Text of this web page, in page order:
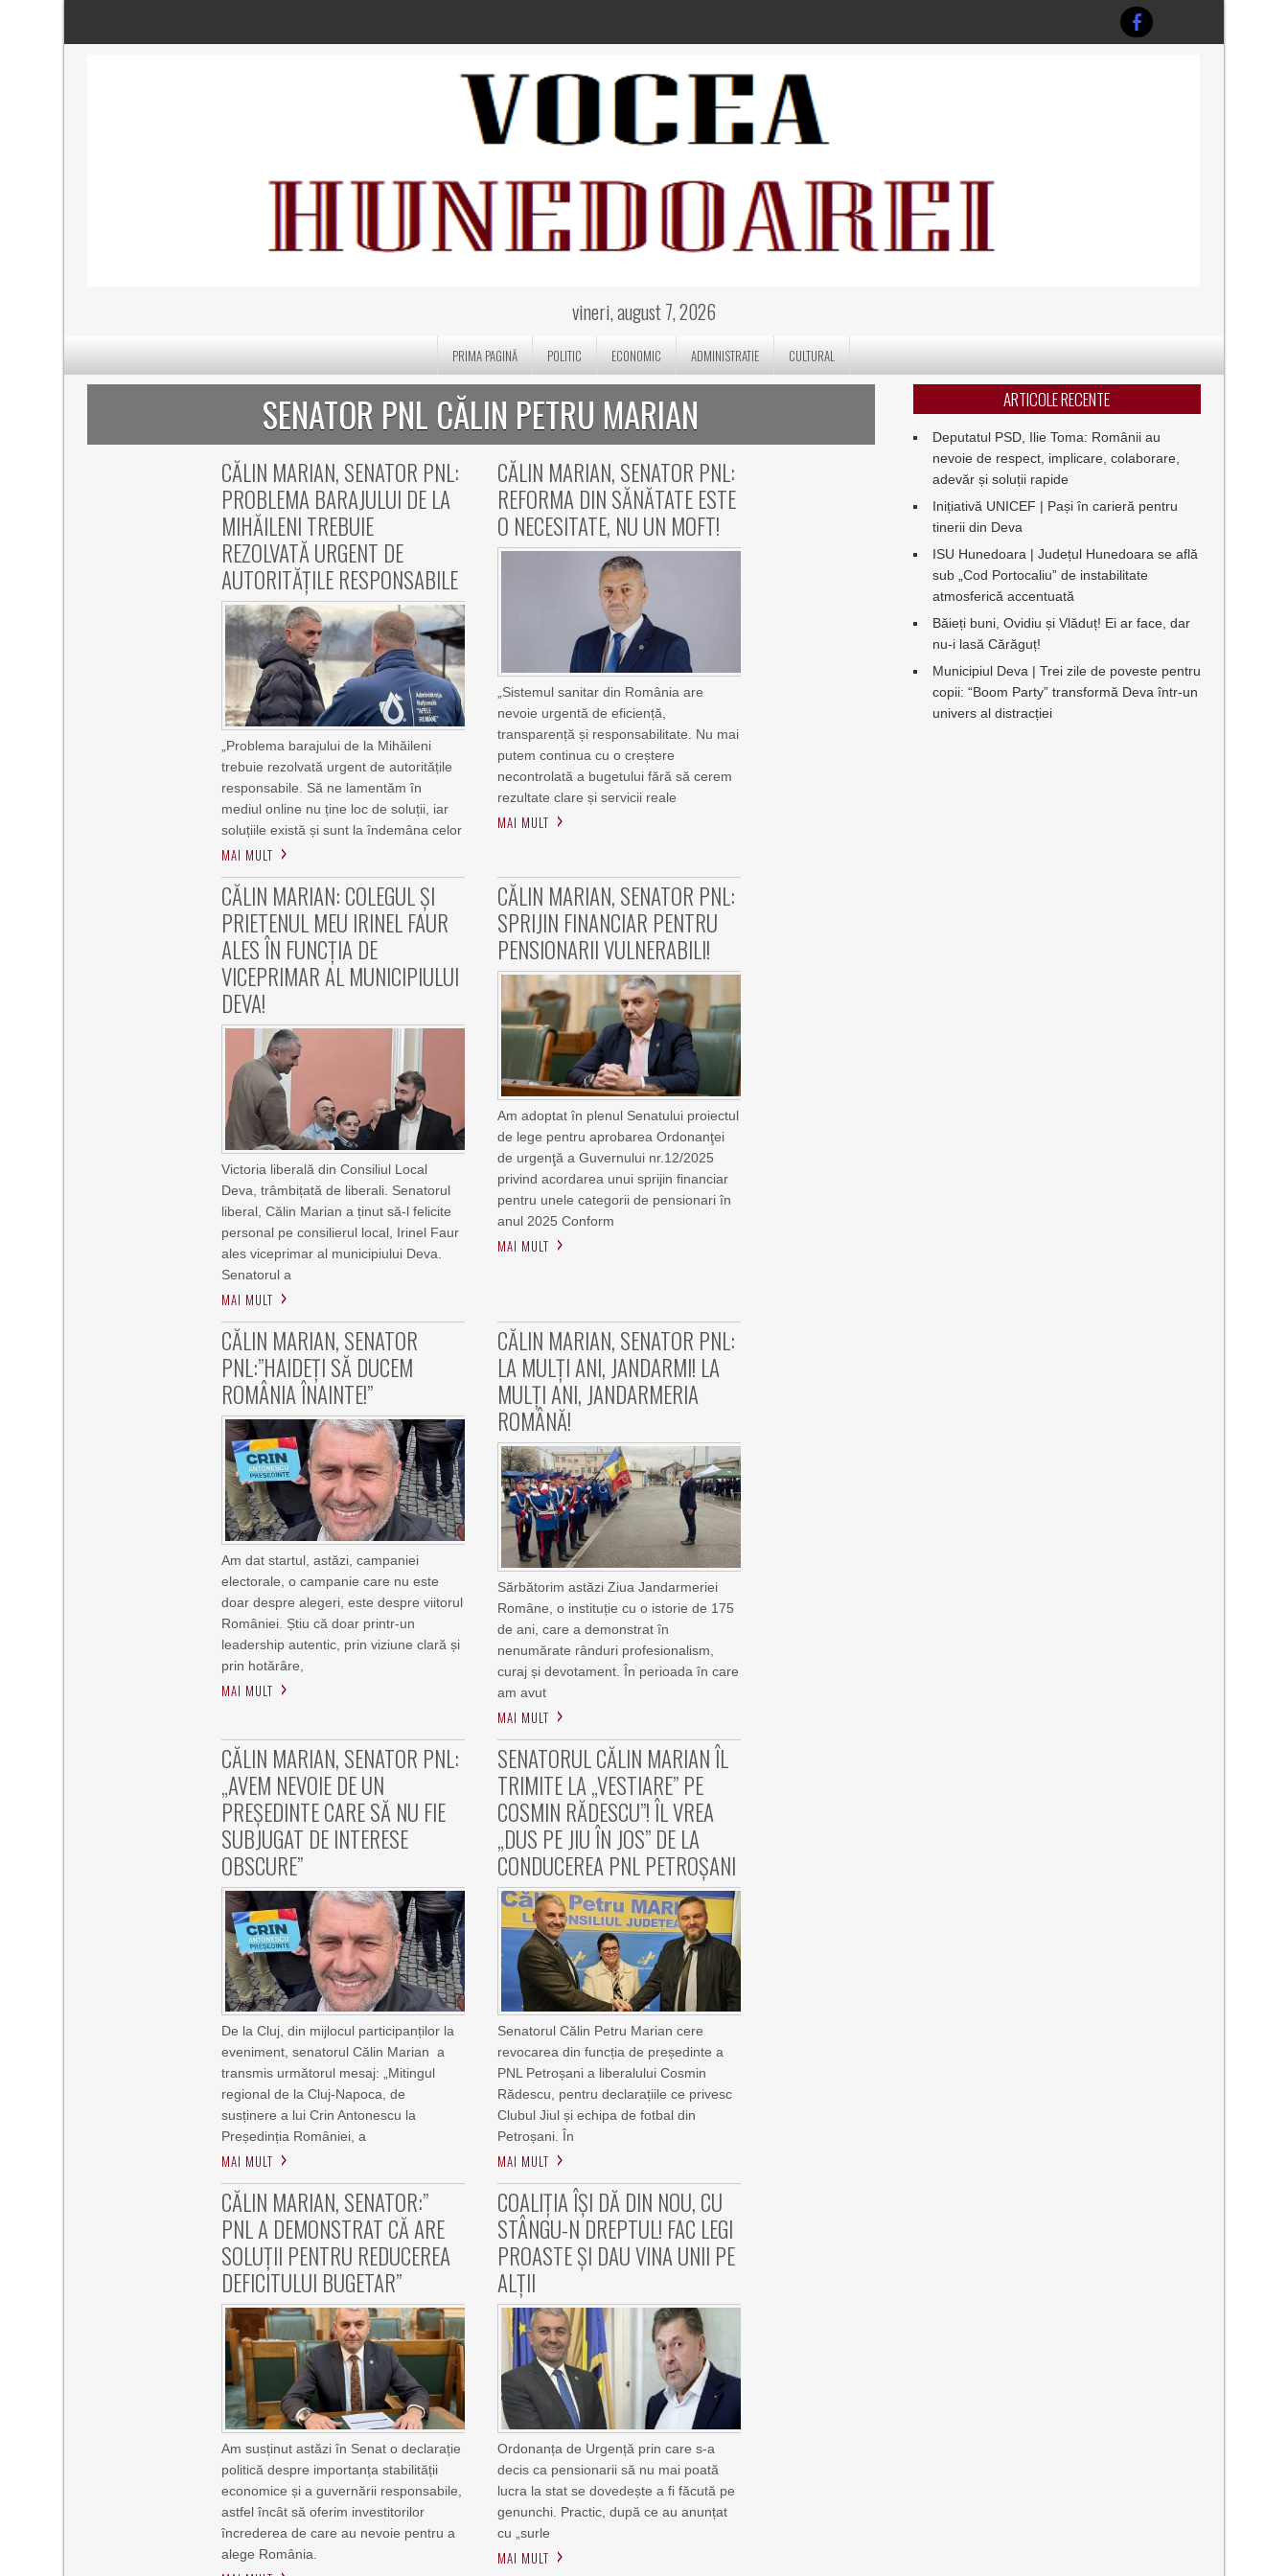
vineri, august 7, 2026
PRIMA PAGINĂ POLITIC ECONOMIC ADMINISTRATIE CULTURAL
SENATOR PNL CĂLIN PETRU MARIAN
CĂLIN MARIAN, SENATOR PNL:
PROBLEMA BARAJULUI DE LA
MIHĂILENI TREBUIE
REZOLVATĂ URGENT DE
AUTORITĂȚILE RESPONSABILE
„Problema barajului de la Mihăileni
trebuie rezolvată urgent de autoritățile
responsabile. Să ne lamentăm în
mediul online nu ține loc de soluții, iar
soluțiile există și sunt la îndemâna celor
MAI MULT
CĂLIN MARIAN, SENATOR PNL:
REFORMA DIN SĂNĂTATE ESTE
O NECESITATE, NU UN MOFT!
„Sistemul sanitar din România are
nevoie urgentă de eficiență,
transparență și responsabilitate. Nu mai
putem continua cu o creștere
necontrolată a bugetului fără să cerem
rezultate clare și servicii reale
MAI MULT
CĂLIN MARIAN: COLEGUL ȘI
PRIETENUL MEU IRINEL FAUR
ALES ÎN FUNCȚIA DE
VICEPRIMAR AL MUNICIPIULUI
DEVA!
Victoria liberală din Consiliul Local
Deva, trâmbițată de liberali. Senatorul
liberal, Călin Marian a ținut să-l felicite
personal pe consilierul local, Irinel Faur
ales viceprimar al municipiului Deva.
Senatorul a
MAI MULT
CĂLIN MARIAN, SENATOR PNL:
SPRIJIN FINANCIAR PENTRU
PENSIONARII VULNERABILI!
Am adoptat în plenul Senatului proiectul
de lege pentru aprobarea Ordonanţei
de urgenţă a Guvernului nr.12/2025
privind acordarea unui sprijin financiar
pentru unele categorii de pensionari în
anul 2025 Conform
MAI MULT
CĂLIN MARIAN, SENATOR
PNL:”HAIDEȚI SĂ DUCEM
ROMÂNIA ÎNAINTE!”
Am dat startul, astăzi, campaniei
electorale, o campanie care nu este
doar despre alegeri, este despre viitorul
României. Știu că doar printr-un
leadership autentic, prin viziune clară și
prin hotărâre,
MAI MULT
CĂLIN MARIAN, SENATOR PNL:
LA MULȚI ANI, JANDARMI! LA
MULȚI ANI, JANDARMERIA
ROMÂNĂ!
Sărbătorim astăzi Ziua Jandarmeriei
Române, o instituție cu o istorie de 175
de ani, care a demonstrat în
nenumărate rânduri profesionalism,
curaj și devotament. În perioada în care
am avut
MAI MULT
CĂLIN MARIAN, SENATOR PNL:
„AVEM NEVOIE DE UN
PREȘEDINTE CARE SĂ NU FIE
SUBJUGAT DE INTERESE
OBSCURE”
De la Cluj, din mijlocul participanților la
eveniment, senatorul Călin Marian a
transmis următorul mesaj: „Mitingul
regional de la Cluj-Napoca, de
susținere a lui Crin Antonescu la
Președinția României, a
MAI MULT
SENATORUL CĂLIN MARIAN ÎL
TRIMITE LA „VESTIARE” PE
COSMIN RĂDESCU”! ÎL VREA
„DUS PE JIU ÎN JOS” DE LA
CONDUCEREA PNL PETROȘANI
Senatorul Călin Petru Marian cere
revocarea din funcția de președinte a
PNL Petroșani a liberalului Cosmin
Rădescu, pentru declarațiile ce privesc
Clubul Jiul și echipa de fotbal din
Petroșani. În
MAI MULT
CĂLIN MARIAN, SENATOR:”
PNL A DEMONSTRAT CĂ ARE
SOLUȚII PENTRU REDUCEREA
DEFICITULUI BUGETAR”
Am susținut astăzi în Senat o declarație
politică despre importanța stabilității
economice și a guvernării responsabile,
astfel încât să oferim investitorilor
încrederea de care au nevoie pentru a
alege România.
COALIȚIA ÎȘI DĂ DIN NOU, CU
STÂNGU-N DREPTUL! FAC LEGI
PROASTE ȘI DAU VINA UNII PE
ALȚII
Ordonanța de Urgență prin care s-a
decis ca pensionarii să nu mai poată
lucra la stat se dovedește a fi făcută pe
genunchi. Practic, după ce au anunțat
cu „surle
MAI MULT
ARTICOLE RECENTE
Deputatul PSD, Ilie Toma: Românii au
nevoie de respect, implicare, colaborare,
adevăr și soluții rapide
Inițiativă UNICEF | Pași în carieră pentru
tinerii din Deva
ISU Hunedoara | Județul Hunedoara se află
sub „Cod Portocaliu” de instabilitate
atmosferică accentuată
Băieți buni, Ovidiu și Vlăduț! Ei ar face, dar
nu-i lasă Cărăguț!
Municipiul Deva | Trei zile de poveste pentru
copii: “Boom Party” transformă Deva într-un
univers al distracției